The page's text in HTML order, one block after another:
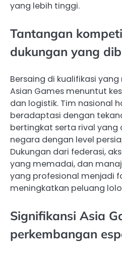
yang lebih tinggi.
Tantangan
dukungan yang
Bersaing di kualifikasi
Asian Games menuntut
dan logistik. Tim nasional
beradaptasi dengan
bertingkat serta rival
negara dengan level
Dukungan dari federasi,
yang memadai, dan
yang profesional menjadi
meningkatkan peluang
Signifikansi Asia
perkembangan